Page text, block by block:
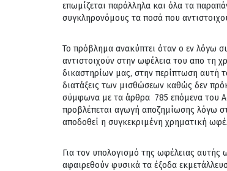
επωμίζεται παράλληλα και όλα τα
συγκληρονόμους τα ποσά που
Το πρόβλημα ανακύπτει όταν ο εν λόγω
αντιστοιχούν στην ωφέλεια του απο τη
δικαστηρίων μας, στην περίπτωση αυτή
διατάξεις των μισθώσεων καθώς δεν
σύμφωνα με τα άρθρα 785 επόμενα του
προβλέπεται αγωγή αποζημίωσης λόγω
αποδοθεί η συγκεκριμένη χρηματική
Για τον υπολογισμό της ωφέλειας
αφαιρεθούν φυσικά τα έξοδα